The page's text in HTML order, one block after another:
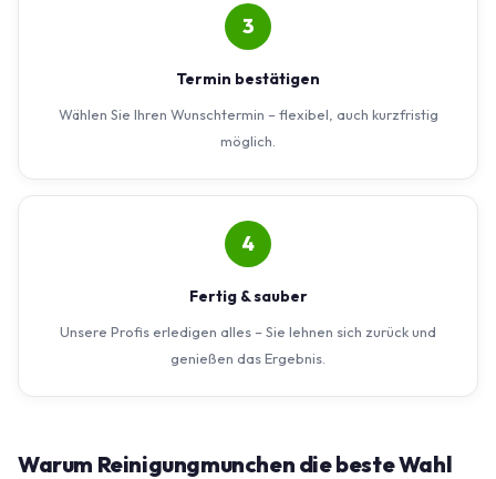
3
Termin bestätigen
Wählen Sie Ihren Wunschtermin – flexibel, auch kurzfristig
möglich.
4
Fertig & sauber
Unsere Profis erledigen alles – Sie lehnen sich zurück und
genießen das Ergebnis.
Warum Reinigungmunchen die beste Wahl